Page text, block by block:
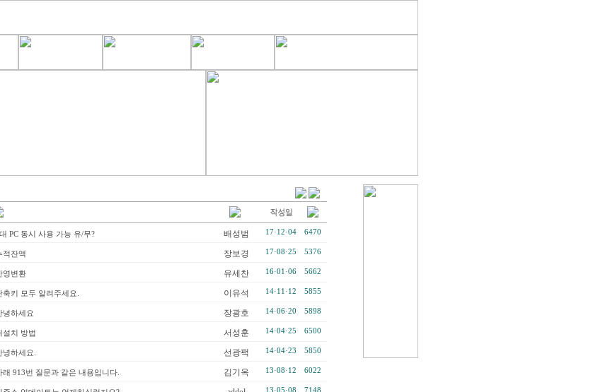
PC 동시 사용 가능 유/무? 배성범 17·12·04 6470
적잔액 장보경 17·08·25 5376
영변환 유세찬 16·01·06 5662
축키 모두 알려주세요. 이유석 14·11·12 5855
녕하세요 장광호 14·06·20 5898
설치 방법 서성훈 14·04·25 6500
녕하세요. 선광팩 14·04·23 5850
래 913번 질문과 같은 내용입니다. 김기옥 13·08·12 6022
13·05·08 7148